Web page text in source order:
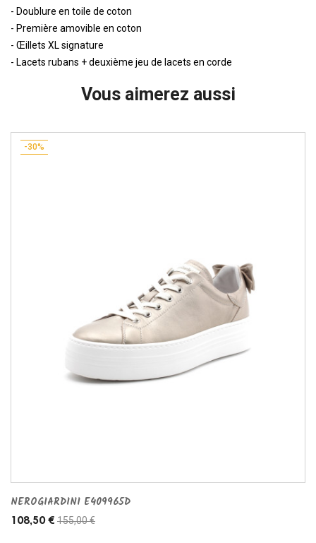
- Doublure en toile de coton
- Première amovible en coton
- Œillets XL signature
- Lacets rubans + deuxième jeu de lacets en corde
Vous aimerez aussi
-30%
NEROGIARDINI E409965D
108,50 € 155,00 €